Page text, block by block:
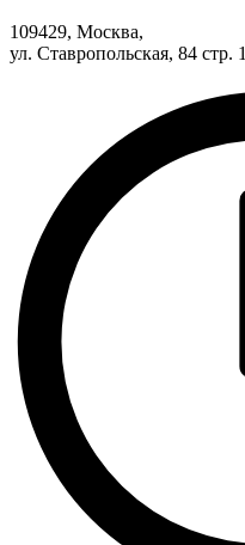
109429, Москва,
ул. Ставропольская, 84 стр. 1